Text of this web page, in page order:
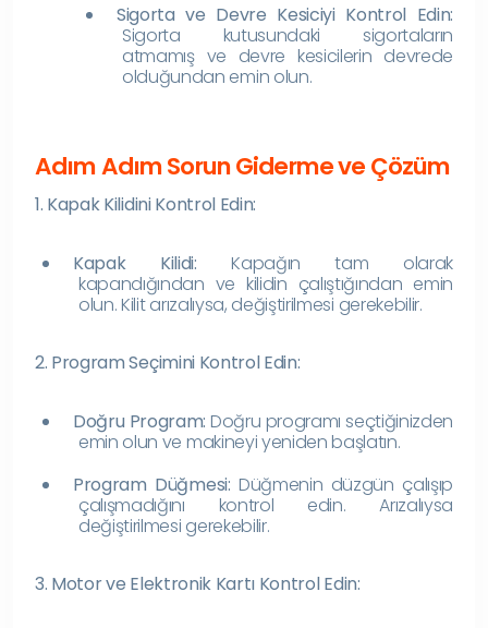
Sigorta ve Devre Kesiciyi Kontrol Edin:
Sigorta kutusundaki sigortaların
atmamış ve devre kesicilerin devrede
olduğundan emin olun.
Adım Adım Sorun Giderme ve Çözüm
1. Kapak Kilidini Kontrol Edin:
Kapak Kilidi: Kapağın tam olarak
kapandığından ve kilidin çalıştığından emin
olun. Kilit arızalıysa, değiştirilmesi gerekebilir.
2. Program Seçimini Kontrol Edin:
Doğru Program: Doğru programı seçtiğinizden
emin olun ve makineyi yeniden başlatın.
Program Düğmesi: Düğmenin düzgün çalışıp
çalışmadığını kontrol edin. Arızalıysa
değiştirilmesi gerekebilir.
3. Motor ve Elektronik Kartı Kontrol Edin: